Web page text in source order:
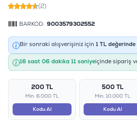
(2)
BARKOD: 9003579302552
Bir sonraki alışverişiniz için 1 TL değerinde
16 saat 06 dakika 10 saniyeiçinde sipariş
200 TL
Min: 6.000 TL
Kodu Al
500 TL
Min: 10.000 TL
Kodu Al